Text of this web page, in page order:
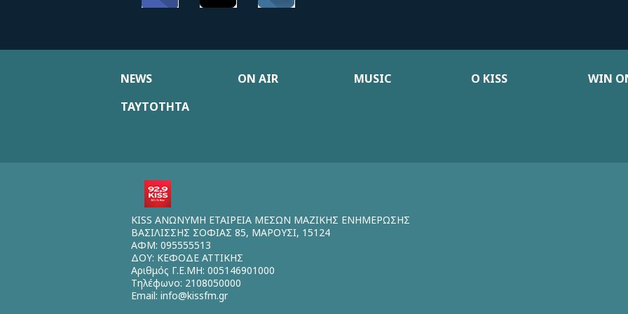
NEWS ON AIR MUSIC Ο KISS WIN
ΤΑΥΤΟΤΗΤΑ
KISS ΑΝΩΝΥΜΗ ΕΤΑΙΡΕΙΑ ΜΕΣΩΝ ΜΑΖΙΚΗΣ ΕΝΗΜΕΡΩΣΗΣ
ΒΑΣΙΛΙΣΣΗΣ ΣΟΦΙΑΣ 85, ΜΑΡΟΥΣΙ, 15124
ΑΦΜ: 095555513
ΔΟΥ: ΚΕΦΟΔΕ ΑΤΤΙΚΗΣ
Αριθμός Γ.Ε.ΜΗ: 005146901000
Τηλέφωνο: 2108050000
Email: info@kissfm.gr